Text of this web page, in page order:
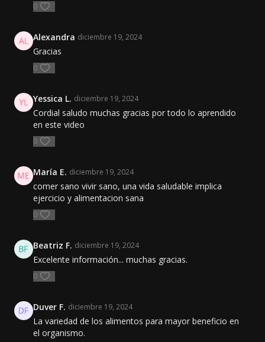
0
Alexandra diciembre 19, 2024
Gracias
0
Yessica L. diciembre 19, 2024
Cordial saludo muchas gracias por todo lo aprendido
en este video
0
María E. diciembre 19, 2024
comer sano vivir sano, una vida saludable implica
ejercicio y alimentacion sana
0
Beatriz F. diciembre 19, 2024
Excelente información... muchas gracias.
0
Duver F. diciembre 19, 2024
La variedad de los alimentos para mayor beneficio en
el organismo.